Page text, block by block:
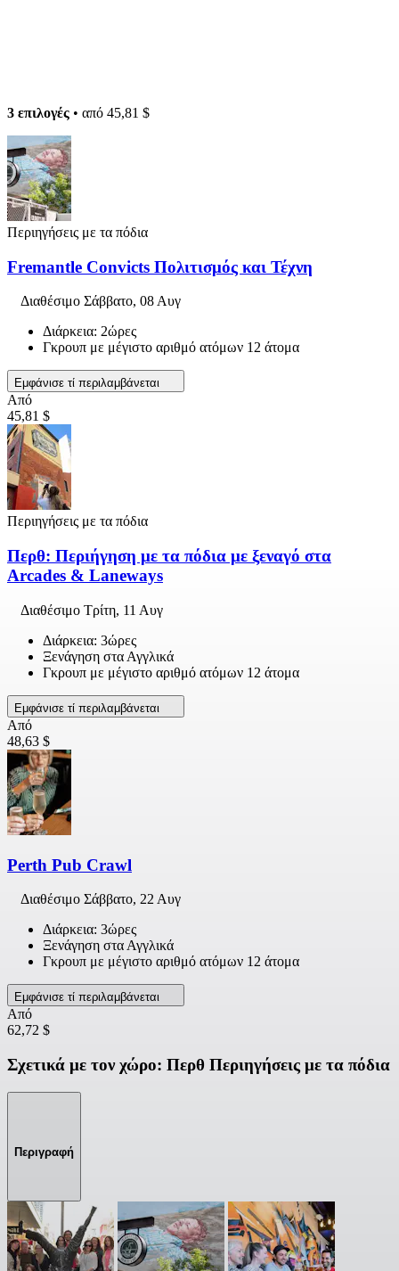
3 επιλογές • από 45,81 $
Περιηγήσεις με τα πόδια
Fremantle Convicts Πολιτισμός και Τέχνη
Διαθέσιμο Σάββατο, 08 Αυγ
Διάρκεια: 2ώρες
Γκρουπ με μέγιστο αριθμό ατόμων 12 άτομα
Εμφάνισε τί περιλαμβάνεται
Από
45,81 $
Περιηγήσεις με τα πόδια
Περθ: Περιήγηση με τα πόδια με ξεναγό στα
Arcades & Laneways
Διαθέσιμο Τρίτη, 11 Αυγ
Διάρκεια: 3ώρες
Ξενάγηση στα Αγγλικά
Γκρουπ με μέγιστο αριθμό ατόμων 12 άτομα
Εμφάνισε τί περιλαμβάνεται
Από
48,63 $
Perth Pub Crawl
Διαθέσιμο Σάββατο, 22 Αυγ
Διάρκεια: 3ώρες
Ξενάγηση στα Αγγλικά
Γκρουπ με μέγιστο αριθμό ατόμων 12 άτομα
Εμφάνισε τί περιλαμβάνεται
Από
62,72 $
Σχετικά με τον χώρο: Περθ Περιηγήσεις με τα πόδια
Περιγραφή